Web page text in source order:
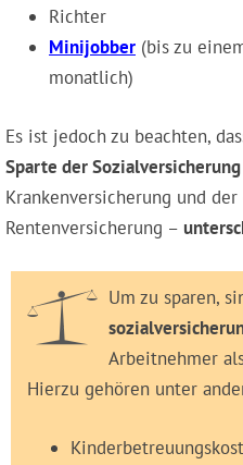
Richter
Minijobber (bis zu
monatlich)
Es ist jedoch zu beachten,
Sparte der Sozialversicherung
Krankenversicherung und
Rentenversicherung –
Um zu sparen,
Arbeitnehmer
Hierzu gehören unter